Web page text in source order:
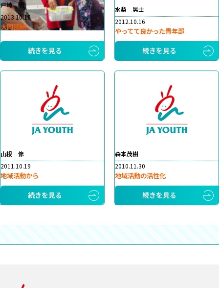
戸崎 明
2013.10.16
大同団結
続きを見る
水梨 晃士
2012.10.16
やってて良かった青年部
続きを見る
山根 修
2011.10.19
地域活動から
続きを見る
森本茂樹
2010.11.30
地域活動の活性化
続きを見る